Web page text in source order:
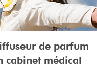
de parfum
cabinet médical